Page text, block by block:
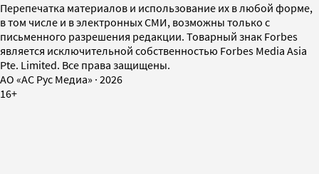
Перепечатка материалов и использование их в любой форме,
в том числе и в электронных СМИ, возможны только с
письменного разрешения редакции. Товарный знак Forbes
является исключительной собственностью Forbes Media Asia
Pte. Limited. Все права защищены.
AO «АС Рус Медиа» · 2026
16+